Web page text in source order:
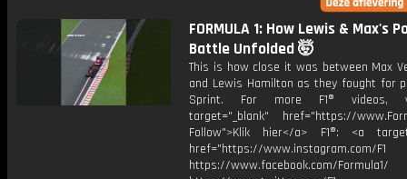
FORMULA 1: How Lewis & Max's
Battle Unfolded 🤯
This is how close it was between Max
and Lewis Hamilton as they fought for
Sprint. For more F1® videos,
target="_blank" href="https://
Follow">Klik hier</a> F1®: <a
href="https://www.instagram.com/F1
https://www.facebook.com/Formula1/